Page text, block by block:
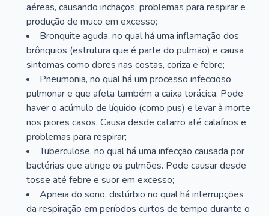
aéreas, causando inchaços, problemas para respirar e
produção de muco em excesso;
Bronquite aguda, no qual há uma inflamação dos
brônquios (estrutura que é parte do pulmão) e causa
sintomas como dores nas costas, coriza e febre;
Pneumonia, no qual há um processo infeccioso
pulmonar e que afeta também a caixa torácica. Pode
haver o acúmulo de líquido (como pus) e levar à morte
nos piores casos. Causa desde catarro até calafrios e
problemas para respirar;
Tuberculose, no qual há uma infecção causada por
bactérias que atinge os pulmões. Pode causar desde
tosse até febre e suor em excesso;
Apneia do sono, distúrbio no qual há interrupções
da respiração em períodos curtos de tempo durante o